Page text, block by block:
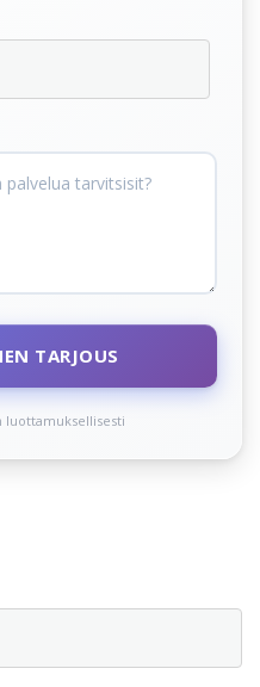
TARJOUS
luottamuksellisesti